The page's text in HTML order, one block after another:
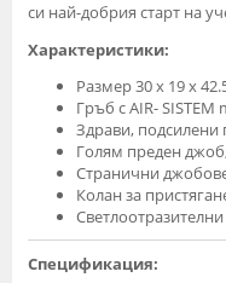
си най-добрия старт на
Характеристики:
Размер 30 x 19 x
Гръб с AIR- SISTEM
Здрави, подсилени
Голям преден
Странични
Колан за
Спецификация: